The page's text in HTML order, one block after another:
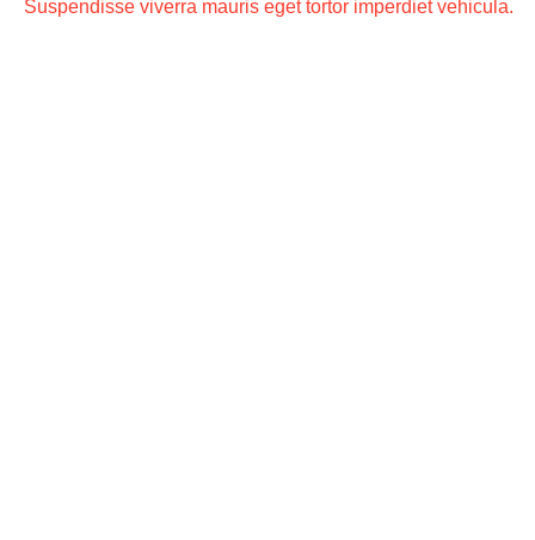
Suspendisse viverra mauris eget tortor imperdiet vehicula.